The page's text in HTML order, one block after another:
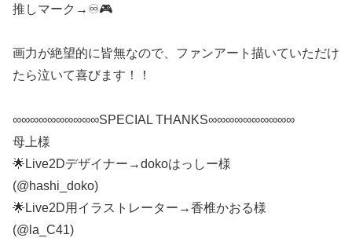
推しマーク→♾🎮
画力が絶望的に皆無なので、ファンアート描いていただけ
たら泣いて喜びます！！
∞∞∞∞∞∞∞∞∞∞SPECIAL THANKS∞∞∞∞∞∞∞∞∞∞
母上様
🌟Live2Dデザイナー→dokoはっしー様
(@hashi_doko)
🌟Live2D用イラストレーター→香椎かおる様
(@la_C41)